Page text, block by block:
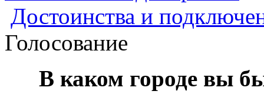
Достоинства и
Голосование
В каком городе вы